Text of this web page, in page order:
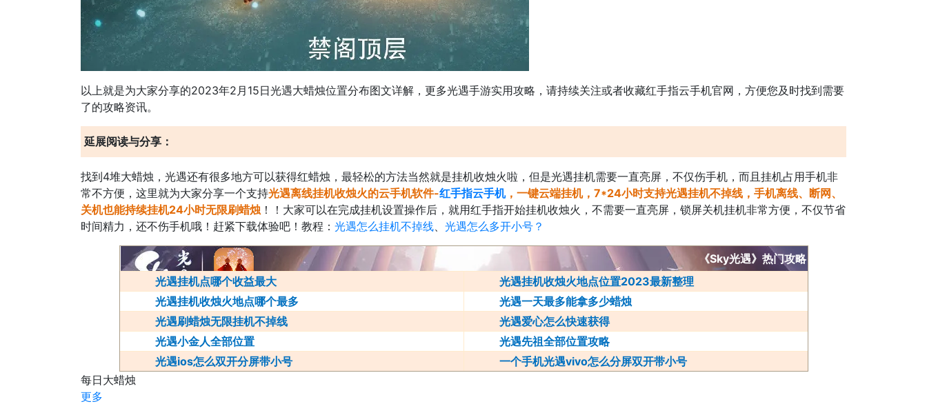
以上就是为大家分享的2023年2月15日光遇大蜡烛位置分布图文详解，更多光遇手游实用攻略，请持续关注或者收藏红手指云手机官网，方便您及时找到需要
了的攻略资讯。
延展阅读与分享：
找到4堆大蜡烛，光遇还有很多地方可以获得红蜡烛，最轻松的方法当然就是挂机收烛火啦，但是光遇挂机需要一直亮屏，不仅伤手机，而且挂机占用手机非
常不方便，这里就为大家分享一个支持光遇离线挂机收烛火的云手机软件-红手指云手机，一键云端挂机，7*24小时支持光遇挂机不掉线 ，手机离线、断网、
关机也能持续挂机24小时无限刷蜡烛 ！！大家可以在完成挂机设置操作后，就用红手指开始挂机收烛火，不需要一直亮屏，锁屏关机挂机非常方便，不仅节省
时间精力，还不伤手机哦！赶紧下载体验吧！教程： 光遇怎么挂机不掉线、 光遇怎么多开小号？
《Sky光遇》热门攻略
光遇挂机点哪个收益最大
光遇挂机收烛火地点位置2023最新整理
光遇挂机收烛火地点哪个最多
光遇一天最多能拿多少蜡烛
光遇刷蜡烛无限挂机不掉线
光遇爱心怎么快速获得
光遇小金人全部位置
光遇先祖全部位置攻略
光遇ios怎么双开分屏带小号
一个手机光遇vivo怎么分屏双开带小号
每日大蜡烛
更多